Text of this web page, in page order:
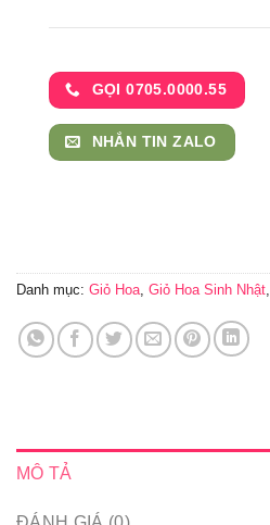
GỌI 0705.0000.55
NHẮN TIN ZALO
Danh mục: Giỏ Hoa, Giỏ Hoa Sinh Nhật,
MÔ TẢ